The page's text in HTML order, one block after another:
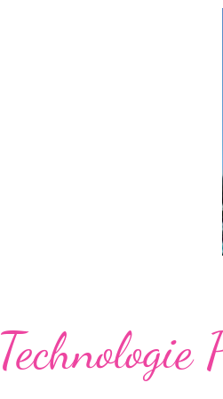
Technologie